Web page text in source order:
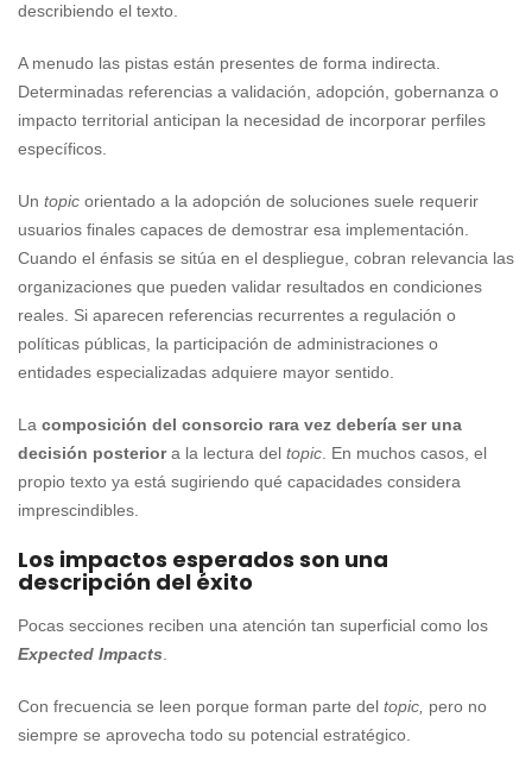
describiendo el texto.
A menudo las pistas están presentes de forma indirecta.
Determinadas referencias a validación, adopción, gobernanza o
impacto territorial anticipan la necesidad de incorporar perfiles
específicos.
Un topic orientado a la adopción de soluciones suele requerir
usuarios finales capaces de demostrar esa implementación.
Cuando el énfasis se sitúa en el despliegue, cobran relevancia las
organizaciones que pueden validar resultados en condiciones
reales. Si aparecen referencias recurrentes a regulación o
políticas públicas, la participación de administraciones o
entidades especializadas adquiere mayor sentido.
La composición del consorcio rara vez debería ser una
decisión posteriora la lectura del topic. En muchos casos, el
propio texto ya está sugiriendo qué capacidades considera
imprescindibles.
Los impactos esperados son una
descripción del éxito
Pocas secciones reciben una atención tan superficial como los
Expected Impacts.
Con frecuencia se leen porque forman parte del topic, pero no
siempre se aprovecha todo su potencial estratégico.